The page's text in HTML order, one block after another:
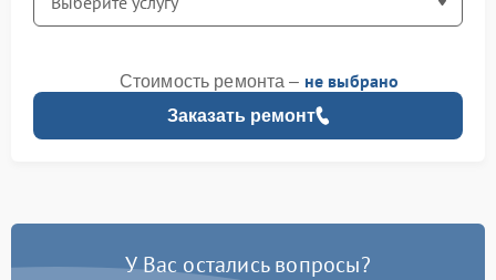
Заказать ремонт
Стоимость ремонта – не выбрано
У Вас остались вопросы?